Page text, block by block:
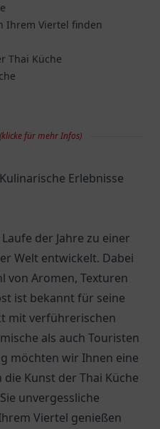
Ihrem Viertel finden
Thai Küche
für mehr Infos)
Erlebnisse
der Jahre zu einer
Welt entwickelt. Dabei
von Aromen, Texturen
ist bekannt für seine
mit verführerischen
als auch Touristen
möchten wir Ihnen eine
Kunst der Thai Küche
unvergessliche
Viertel genießen